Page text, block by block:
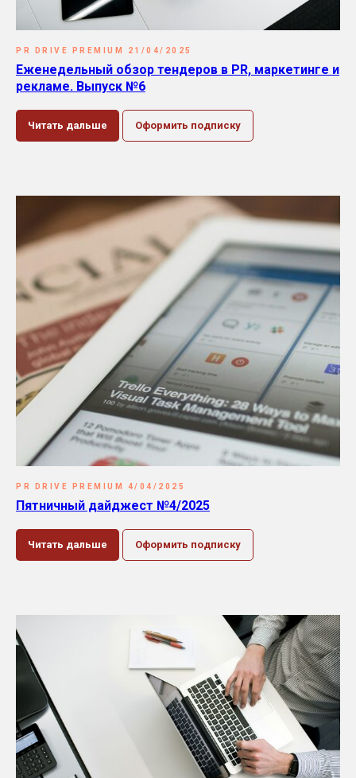
PR DRIVE PREMIUM 21/04/2025
Еженедельный обзор тендеров в PR, маркетинге и
рекламе. Выпуск №6
Читать дальше Оформить подписку
PR DRIVE PREMIUM 4/04/2025
Пятничный дайджест №4/2025
Читать дальше Оформить подписку